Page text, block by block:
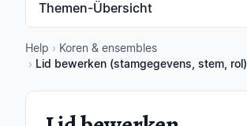
Themen-Übersicht
Help › Koren & ensembles
› Lid bewerken (stamgegevens, stem, rol)